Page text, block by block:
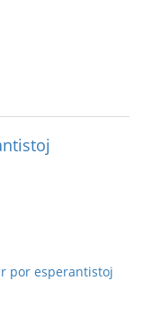
por esperantistoj